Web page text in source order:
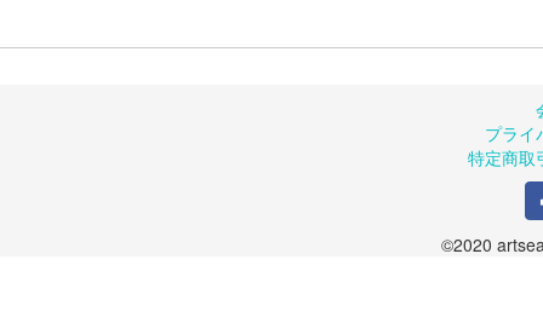
プライ
特定商取
©2020